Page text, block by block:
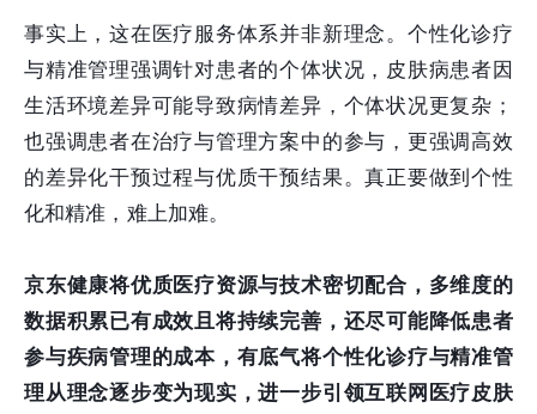
事实上，这在医疗服务体系并非新理念。个性化诊疗
与精准管理强调针对患者的个体状况，皮肤病患者因
生活环境差异可能导致病情差异，个体状况更复杂；
也强调患者在治疗与管理方案中的参与，更强调高效
的差异化干预过程与优质干预结果。真正要做到个性
化和精准，难上加难。
京东健康将优质医疗资源与技术密切配合，多维度的
数据积累已有成效且将持续完善，还尽可能降低患者
参与疾病管理的成本，有底气将个性化诊疗与精准管
理从理念逐步变为现实，进一步引领互联网医疗皮肤